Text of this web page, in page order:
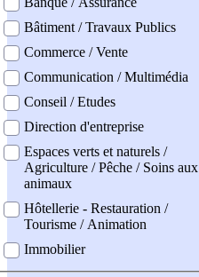
Bâtiment / Travaux Publics
Commerce / Vente
Communication / Multimédia
Conseil / Etudes
Direction d'entreprise
Espaces verts et naturels /
Agriculture / Pêche / Soins aux
animaux
Hôtellerie - Restauration /
Tourisme / Animation
Immobilier